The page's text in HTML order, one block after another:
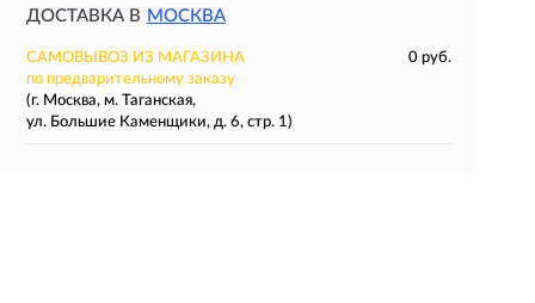
ДОСТАВКА В МОСКВА
САМОВЫВОЗ ИЗ МАГАЗИНА
0 руб.
по предварительному заказу
(г. Москва, м. Таганская,
ул. Большие Каменщики, д. 6, стр. 1)